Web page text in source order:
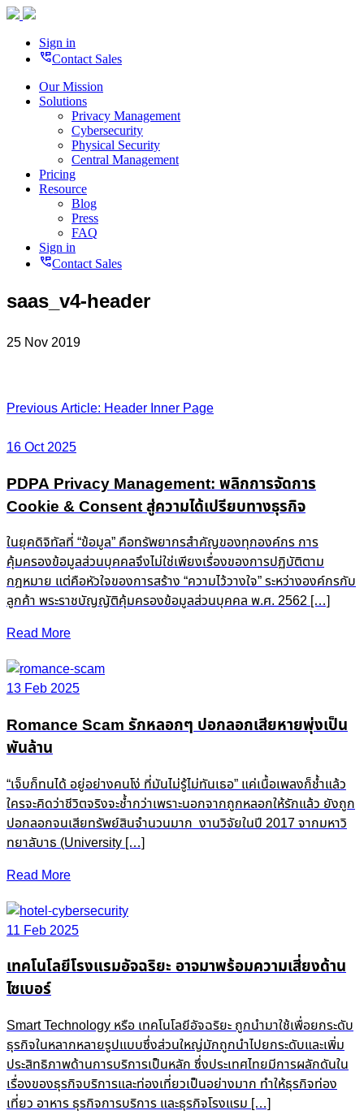
Sign in
perm_phone_msgContact Sales
Our Mission
Solutions
Privacy Management
Cybersecurity
Physical Security
Central Management
Pricing
Resource
Blog
Press
FAQ
Sign in
perm_phone_msgContact Sales
saas_v4-header
25 Nov 2019
Post
navigation
Previous Article: Header Inner Page
16 Oct 2025
PDPA Privacy Management: พลิกการจัดการ
Cookie & Consent สู่ความได้เปรียบทางธุรกิจ
ในยุคดิจิทัลที่ “ข้อมูล” คือทรัพยากรสำคัญของทุกองค์กร การ
คุ้มครองข้อมูลส่วนบุคคลจึงไม่ใช่เพียงเรื่องของการปฏิบัติตาม
กฎหมาย แต่คือหัวใจของการสร้าง “ความไว้วางใจ” ระหว่างองค์กรกับ
ลูกค้า พระราชบัญญัติคุ้มครองข้อมูลส่วนบุคคล พ.ศ. 2562 […]
Read More
13 Feb 2025
Romance Scam รักหลอกๆ ปอกลอกเสียหายพุ่งเป็น
พันล้าน
“เจ็บก็ทนได้ อยู่อย่างคนโง่ ที่มันไม่รู้ไม่ทันเธอ” แค่เนื้อเพลงก็ช้ำแล้ว
ใครจะคิดว่าชีวิตจริงจะช้ำกว่าเพราะนอกจากถูกหลอกให้รักแล้ว ยังถูก
ปอกลอกจนเสียทรัพย์สินจำนวนมาก งานวิจัยในปี 2017 จากมหาวิ
ทยาลับาธ (University […]
Read More
11 Feb 2025
เทคโนโลยีโรงแรมอัจฉริยะ อาจมาพร้อมความเสี่ยงด้าน
ไซเบอร์
Smart Technology หรือ เทคโนโลยีอัจฉริยะ ถูกนำมาใช้เพื่อยกระดับ
ธุรกิจในหลากหลายรูปแบบซึ่งส่วนใหญ่มักถูกนำไปยกระดับและเพิ่ม
ประสิทธิภาพด้านการบริการเป็นหลัก ซึ่งประเทศไทยมีการผลักดันใน
เรื่องของธุรกิจบริการและท่องเที่ยวเป็นอย่างมาก ทำให้ธุรกิจท่อง
เที่ยว อาหาร ธุรกิจการบริการ และธุรกิจโรงแรม […]